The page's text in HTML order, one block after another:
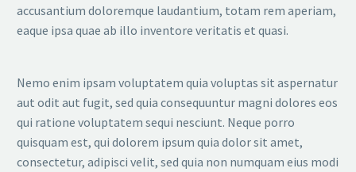
accusantium doloremque laudantium, totam rem aperiam,
eaque ipsa quae ab illo inventore veritatis et quasi.
Nemo enim ipsam voluptatem quia voluptas sit aspernatur
aut odit aut fugit, sed quia consequuntur magni dolores eos
qui ratione voluptatem sequi nesciunt. Neque porro
quisquam est, qui dolorem ipsum quia dolor sit amet,
consectetur, adipisci velit, sed quia non numquam eius modi